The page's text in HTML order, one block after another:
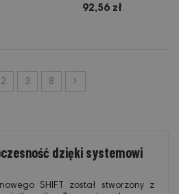
92,56 zł
2 3 8
dzięki systemowi
SHIFT został stworzony z